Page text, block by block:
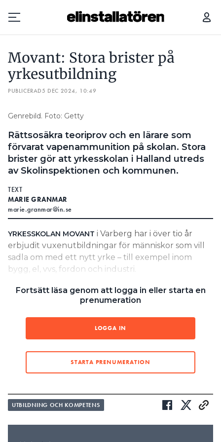
Prenumerera
Hantera prenumeration
Lediga jobb
Annonsera
Läs E-tidningen
Om tidningen
Kontakt
Personuppgifter
Search for:
Movant: Stora brister på
yrkesutbildning
PUBLICERAD5 DEC 2024, 10:49
Genrebild. Foto: Getty
Rättsosäkra teoriprov och en lärare som
förvarat vapenammunition på skolan. Stora
brister gör att yrkesskolan i Halland utreds
av Skolinspektionen och kommunen.
TEXT
MARIE GRANMAR
marie.granmar@in.se
YRKESSKOLAN MOVANT i Varberg har i över tio år
erbjudit vuxenutbildningar för människor som vill
sadla om med ett nytt yrke – till exempel inom
bygg, el, vvs, fordon och industri.
”…har fått signaler om liknande
brister även i andra Movant-
skolor.”
UTREDARE, SKOLINSPEKTIONEN
LÄS OCKSÅ:
WILLY HALVERADE LÖNEN – MEN HAR KUL PÅ JOBBET
Nu har skolan hamnat i blåsväder efter massiv kritik
Fortsätt läsa genom att logga in eller starta en
prenumeration
LOGGA IN
STARTA PRENUMERATION
UTBILDNING OCH KOMPETENS
MOVANT: STORA BRISTER PÅ YRKESUTBILDNING